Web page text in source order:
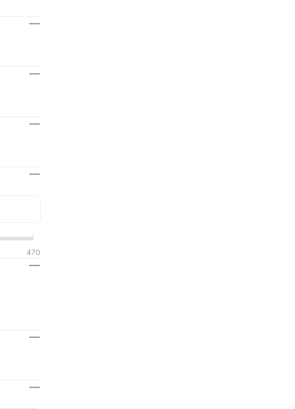
470